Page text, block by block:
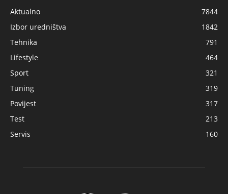
Aktualno
7844
Izbor uredništva
1842
Tehnika
791
Lifestyle
464
Sport
321
Tuning
319
Povijest
317
Test
213
Servis
160